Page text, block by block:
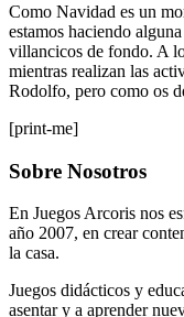
Como Navidad es un
estamos haciendo
villancicos de fondo. A
mientras realizan las
Rodolfo, pero como os
[print-me]
Sobre Nosotros
En Juegos Arcoris nos
año 2007, en crear
la casa.
Juegos didácticos y
asentar y a aprender